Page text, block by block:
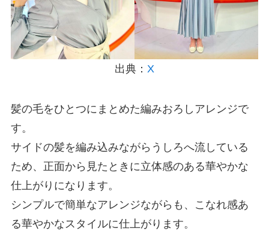
出典： X
髪の毛をひとつにまとめた編みおろしアレンジで
す。
サイドの髪を編み込みながらうしろへ流している
ため、正面から見たときに立体感のある華やかな
仕上がりになります。
シンプルで簡単なアレンジながらも、こなれ感あ
る華やかなスタイルに仕上がります。